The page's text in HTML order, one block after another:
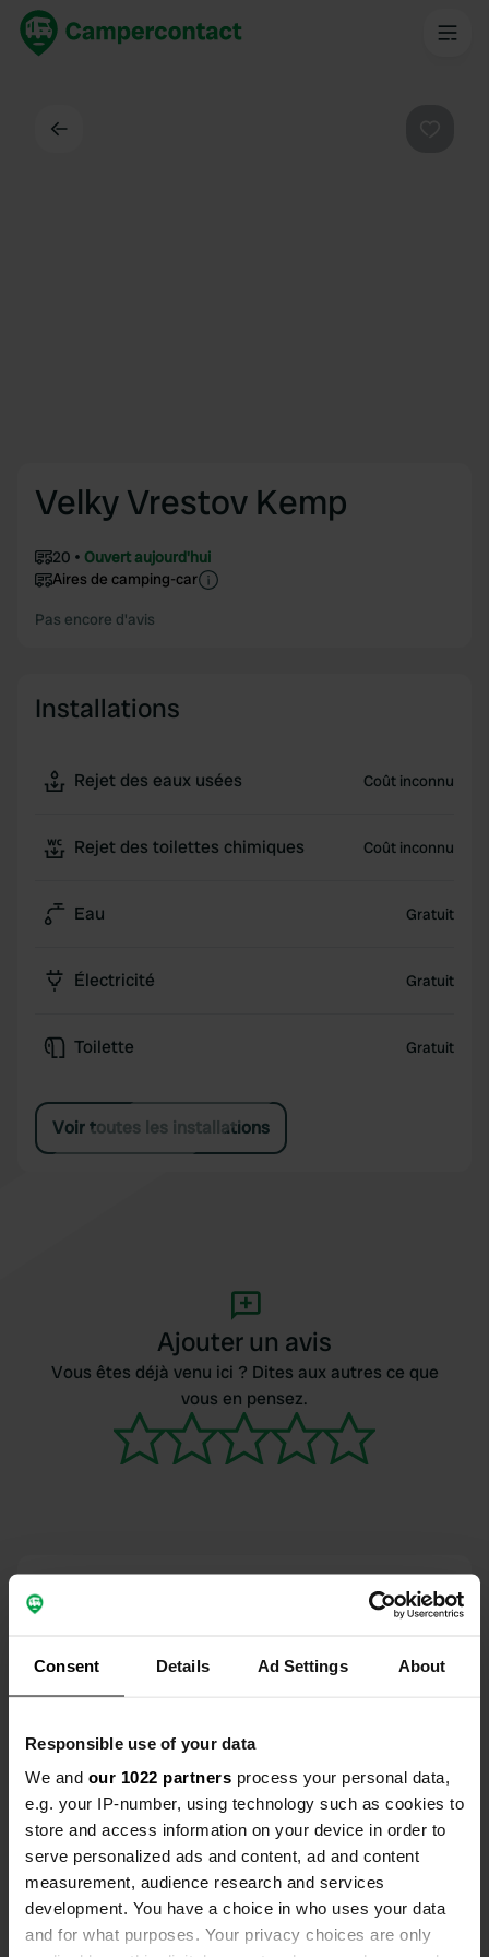
Consent Details Ad Settings About
Responsible use of your data
We and our 1022 partners process your personal data,
e.g. your IP-number, using technology such as cookies to
store and access information on your device in order to
serve personalized ads and content, ad and content
measurement, audience research and services
development. You have a choice in who uses your data
and for what purposes. Your privacy choices are only
Velky Vrestov Kemp
20
Ouvert aujourd'hui
Aires de camping-car
Pas encore d'avis
Installations
Rejet des eaux usées Coût inconnu
Rejet des toilettes chimiques Coût inconnu
Eau Gratuit
Électricité Gratuit
Toilette Gratuit
Voir toutes les installations
Ajouter un avis
Vous êtes déjà venu ici ? Dites aux autres ce que
vous en pensez.
Contact
Velkovřešťovský rybnik 34
544 54, Velký Vřešťov, Tchéquie
Copie
Coordonnées
50° 21' 3" N 15° 45' 11" E
Copie
50.35086711 15.753076
Copie
Code du site
110003
Passer àPRO+ PRO+